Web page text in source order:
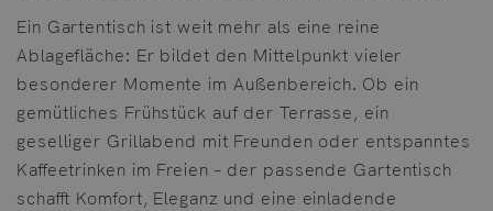
Ein Gartentisch ist weit mehr als eine reine
Ablagefläche: Er bildet den Mittelpunkt vieler
besonderer Momente im Außenbereich. Ob ein
gemütliches Frühstück auf der Terrasse, ein
geselliger Grillabend mit Freunden oder entspanntes
Kaffeetrinken im Freien – der passende Gartentisch
schafft Komfort, Eleganz und eine einladende